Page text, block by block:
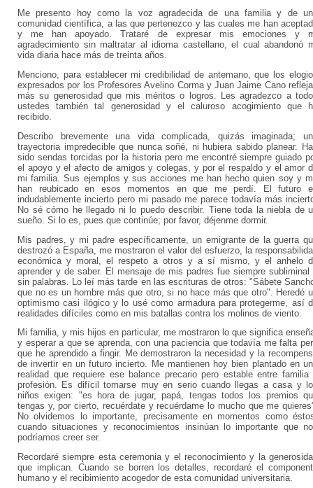
Me presento hoy como la voz agradecida de una familia y de
comunidad científica, a las que pertenezco y las cuales me han
y me han apoyado. Trataré de expresar mis emociones y
agradecimiento sin maltratar al idioma castellano, el cual abandonó
vida diaria hace más de treinta años.
Menciono, para establecer mi credibilidad de antemano, que los
expresados por los Profesores Avelino Corma y Juan Jaime Cano
más su generosidad que mis méritos o logros. Les agradezco a
ustedes también tal generosidad y el caluroso acogimiento que
recibido.
Describo brevemente una vida complicada, quizás imaginada;
trayectoria impredecible que nunca soñé, ni hubiera sabido planear.
sido sendas torcidas por la historia pero me encontré siempre guiado
el apoyo y el afecto de amigos y colegas, y por el respaldo y el amor
mi familia. Sus ejemplos y sus acciones me han hecho quien soy y
han reubicado en esos momentos en que me perdí. El futuro
indudablemente incierto pero mi pasado me parece todavía más
No sé cómo he llegado ni lo puedo describir. Tiene toda la niebla de
sueño. Si lo es, pues que continúe; por favor, déjenme dormir.
Mis padres, y mi padre específicamente, un emigrante de la guerra
destrozó a España, me mostraron el valor del esfuerzo, la
económica y moral, el respeto a otros y a sí mismo, y el anhelo
aprender y de saber. El mensaje de mis padres fue siempre subliminal
sin palabras. Lo leí más tarde en las escrituras de otros: "Sábete
que no es un hombre más que otro, si no hace más que otro". Heredé
optimismo casi ilógico y lo usé como armadura para protegerme, así
realidades difíciles como en mis batallas contra los molinos de viento.
Mi familia, y mis hijos en particular, me mostraron lo que significa
y esperar a que se aprenda, con una paciencia que todavía me falta
que he aprendido a fingir. Me demostraron la necesidad y la
de invertir en un futuro incierto. Me mantienen hoy bien plantado en
realidad que requiere ese balance precario pero estable entre familia
profesión. Es difícil tomarse muy en serio cuando llegas a casa y
niños exigen: "es hora de jugar, papá, tengas todos los premios
tengas y, por cierto, recuérdate y recuérdame lo mucho que me
No olvidemos lo importante, precisamente en momentos como
cuando situaciones y reconocimientos insinúan lo importante que
podríamos creer ser.
Recordaré siempre esta ceremonia y el reconocimiento y la
que implican. Cuando se borren los detalles, recordaré el
humano y el recibimiento acogedor de esta comunidad universitaria.